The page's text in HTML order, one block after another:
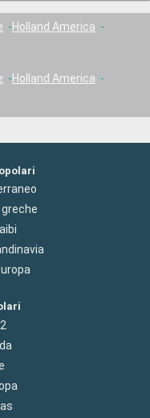
Holland America
Holland America